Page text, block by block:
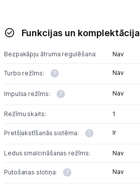
Blogs
Piegāde un apmaksa
Tehnikas izvešana
Tet pakalpojumi
Funkcijas un komplektācija
Bezpakāpju ātruma regulēšana: Nav
Turbo režīms: Nav
Impulsa režīms: Nav
Režīmu skaits: 1
Pretšļakstīšanās sistēma: Ir
Ledus smalcināšanas režīms: Nav
Putošanas slotiņa: Nav